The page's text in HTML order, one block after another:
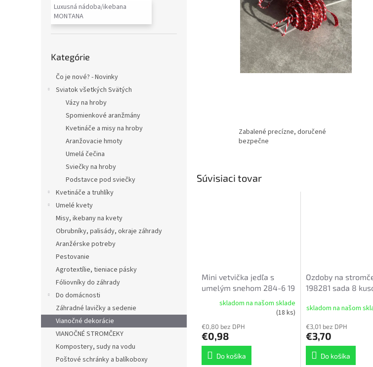
Luxusná nádoba/ikebana
MONTANA
kategórie
Kategórie
Čo je nové? - Novinky
Sviatok všetkých Svätých
Vázy na hroby
Spomienkové aranžmány
Kvetináče a misy na hroby
Aranžovacie hmoty
Umelá čečina
Sviečky na hroby
Podstavce pod sviečky
Kvetináče a truhlíky
Umelé kvety
Misy, ikebany na kvety
Obrubníky, palisády, okraje záhrady
Aranžérske potreby
Pestovanie
Agrotextílie, tieniace pásky
Fóliovníky do záhrady
Do domácnosti
Záhradné lavičky a sedenie
Vianočné dekorácie
VIANOČNÉ STROMČEKY
Kompostery, sudy na vodu
Poštové schránky a balíkoboxy
Zabalené precízne, doručené
bezpečne
Súvisiaci tovar
Mini vetvička jedľa s
umelým snehom 284-6 19
skladom na našom sklade
(18 ks)
€0,80 bez DPH
€0,98
Do košíka
Ozdoby na
198281 sada 8
skladom na našom
€3,01 bez DPH
€3,70
Do košíka